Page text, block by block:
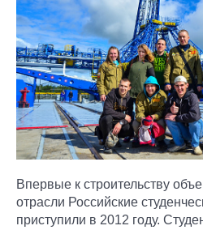
Впервые к строительству
отрасли Российские
приступили в 2012 году.